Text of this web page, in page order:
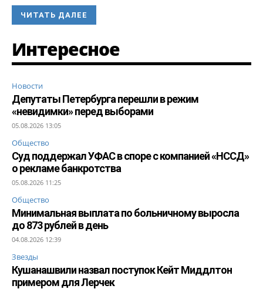
ЧИТАТЬ ДАЛЕЕ
Интересное
Новости
Депутаты Петербурга перешли в режим
«невидимки» перед выборами
05.08.2026 13:05
Общество
Суд поддержал УФАС в споре с компанией «НССД»
о рекламе банкротства
05.08.2026 11:25
Общество
Минимальная выплата по больничному выросла
до 873 рублей в день
04.08.2026 12:39
Звезды
Кушанашвили назвал поступок Кейт Миддлтон
примером для Лерчек